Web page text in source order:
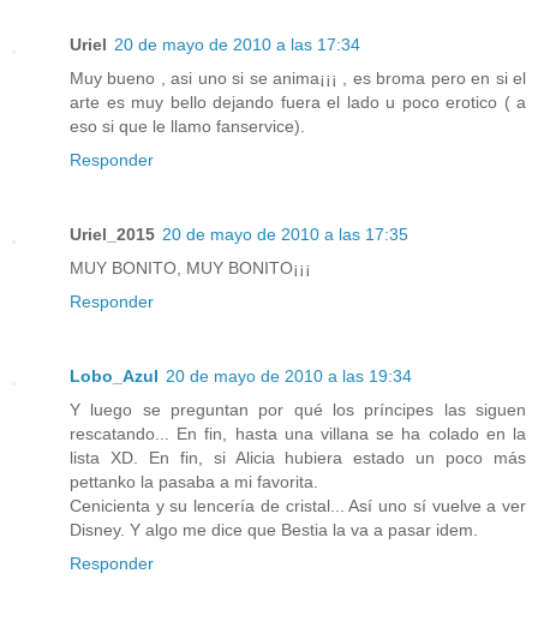
Uriel 20 de mayo de 2010 a las 17:34
Muy bueno , asi uno si se anima¡¡¡ , es broma pero en si el
arte es muy bello dejando fuera el lado u poco erotico ( a
eso si que le llamo fanservice).
Responder
Uriel_2015 20 de mayo de 2010 a las 17:35
MUY BONITO, MUY BONITO¡¡¡
Responder
Lobo_Azul 20 de mayo de 2010 a las 19:34
Y luego se preguntan por qué los príncipes las siguen
rescatando... En fin, hasta una villana se ha colado en la
lista XD. En fin, si Alicia hubiera estado un poco más
pettanko la pasaba a mi favorita.
Cenicienta y su lencería de cristal... Así uno sí vuelve a ver
Disney. Y algo me dice que Bestia la va a pasar idem.
Responder